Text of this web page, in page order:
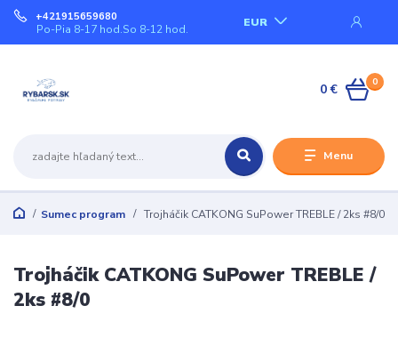
Menu
EUR
+421915659680
Po-Pia 8-17 hod.So 8-12 hod.
0
0 €
Sumec program Trojháčik CATKONG SuPower TREBLE / 2ks #8/0
Trojháčik CATKONG SuPower TREBLE /
2ks #8/0